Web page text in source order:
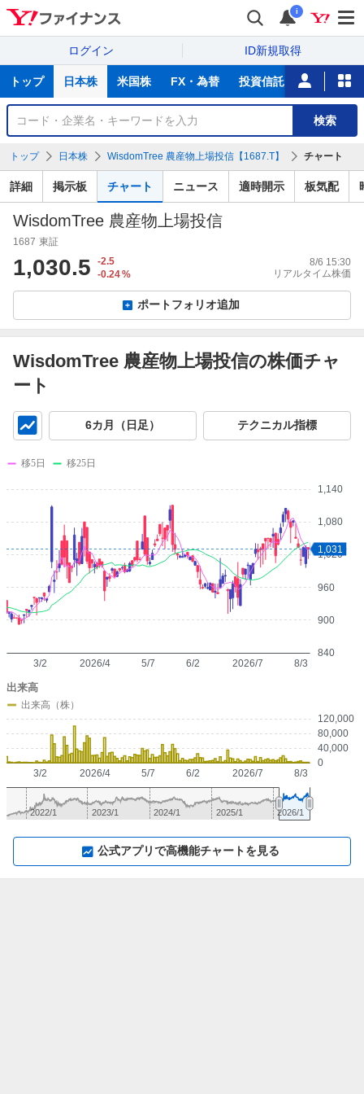
i
ログイン ID新規取得
サ
トップ 日本株 米国株 FX・為替 投資信託 ニュース
銘
検
索
検索
トップ 日本株 WisdomTree 農産物上場投信【1687.T】 チャート
詳細 掲示板 チャート ニュース 適時開示 板気配
WisdomTree 農産物上場投信
1687 東証
1,030.5
-2.5
-0.24%
8/6 15:30
リアルタイム株価
ポートフォリオ追加
WisdomTree 農産物上場投信の株価チャ
ート
6カ月（日足） テクニカル指標
840
900
960
1,020
1,080
1,140
2026/4 2026/7
3/2 5/7 6/2 8/3
1,031
移5日 移25日
0
40,000
80,000
120,000
2026/4 2026/7
3/2 5/7 6/2 8/3
出来高
出来高（株）
2023/1 2025/1
2022/1 2024/1 2026/1
公式アプリで高機能チャートを見る